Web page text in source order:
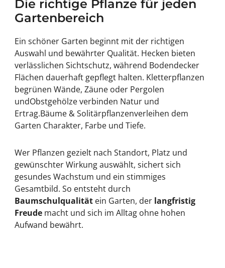
Die richtige Pflanze für jeden
Gartenbereich
Ein schöner Garten beginnt mit der richtigen
Auswahl und bewährter Qualität. Hecken bieten
verlässlichen Sichtschutz, während Bodendecker
Flächen dauerhaft gepflegt halten. Kletterpflanzen
begrünen Wände, Zäune oder Pergolen
undObstgehölzeverbinden Natur und
Ertrag.Bäume & Solitärpflanzenverleihen dem
Garten Charakter, Farbe und Tiefe.
Wer Pflanzen gezielt nach Standort, Platz und
gewünschter Wirkung auswählt, sichert sich
gesundes Wachstum und ein stimmiges
Gesamtbild. So entsteht durch
Baumschulqualitätein Garten, der langfristig
Freude macht und sich im Alltag ohne hohen
Aufwand bewährt.